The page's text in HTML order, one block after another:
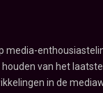
media-
van het
in de